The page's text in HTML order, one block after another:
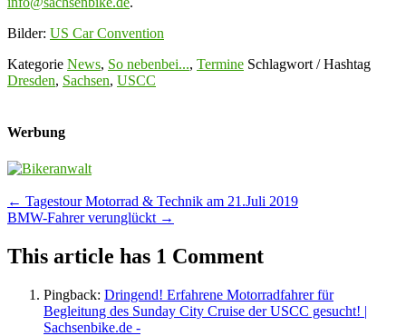
Bilder: US Car Convention
Kategorie News, So nebenbei..., Termine Schlagwort / Hashtag
Dresden, Sachsen, USCC
Werbung
Post
navigation
← Tagestour Motorrad & Technik am 21.Juli 2019
BMW-Fahrer verunglückt →
This article has 1 Comment
Pingback: Dringend! Erfahrene Motorradfahrer für
Begleitung des Sunday City Cruise der USCC gesucht! |
Sachsenbike.de -